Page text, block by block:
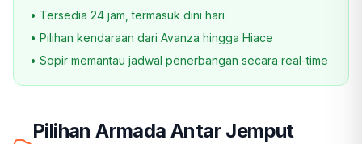
• Tersedia 24 jam, termasuk dini hari
• Pilihan kendaraan dari Avanza hingga Hiace
• Sopir memantau jadwal penerbangan secara real-time
Pilihan Armada Antar Jemput